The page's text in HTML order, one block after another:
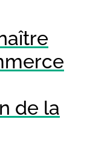
de la